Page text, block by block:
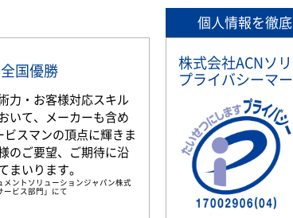
国優勝
力・お客様対応スキル
いて、メーカーも含め
スマンの頂点に輝きま
のご要望、ご期待に沿
まいります。
メントソリューションジャパン株式
ービス部門」にて
個人情報を徹
株式会社ACNソ
プライバシーマ